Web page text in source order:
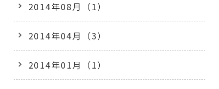
2014年08月（1）
2014年04月（3）
2014年01月（1）